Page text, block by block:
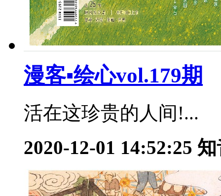
漫客▪绘心vol.179期
活在这珍贵的人间!...
2020-12-01 14:52:25